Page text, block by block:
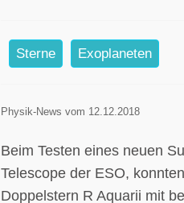
Sterne Exoplaneten
Physik-News vom 12.12.2018
Beim Testen eines neuen
Telescope der ESO,
Doppelstern R Aquarii mit